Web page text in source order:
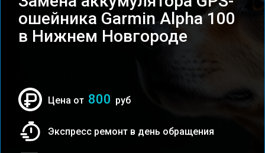
ошейника Garmin Alpha 100
в Нижнем Новгороде
Цена от 800 руб
Экспресс ремонт в день обращения